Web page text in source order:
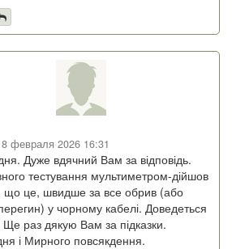
февраля 2026 16:31
Дуже вдячний Вам за відповідь.
тестування мультиметром-дійшов
що це, швидше за все обрив (або
у чорному кабелі. Доведеться
Ще раз дякую Вам за підказки.
і Мирного повсякдення.